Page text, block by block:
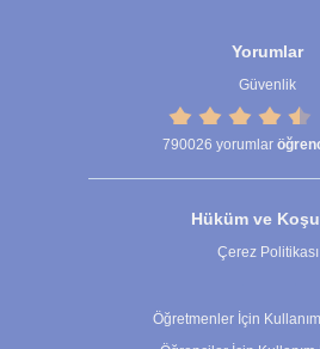
Yorumlar
Güvenlik
790026 yorumlar
Hüküm ve
Çerez Politikası
Öğretmenler İçin